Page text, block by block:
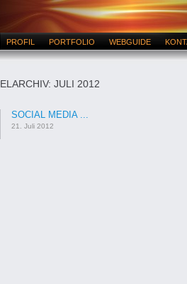
PROFIL PORTFOLIO WEBGUIDE
JULI 2012
SOCIAL MEDIA ...
21. Juli 2012